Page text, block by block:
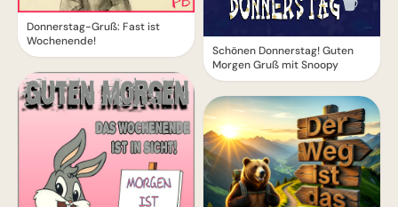
Donnerstag-Gruß: Fast ist
Wochenende!
Schönen Donnerstag! Guten
Morgen Gruß mit Snoopy